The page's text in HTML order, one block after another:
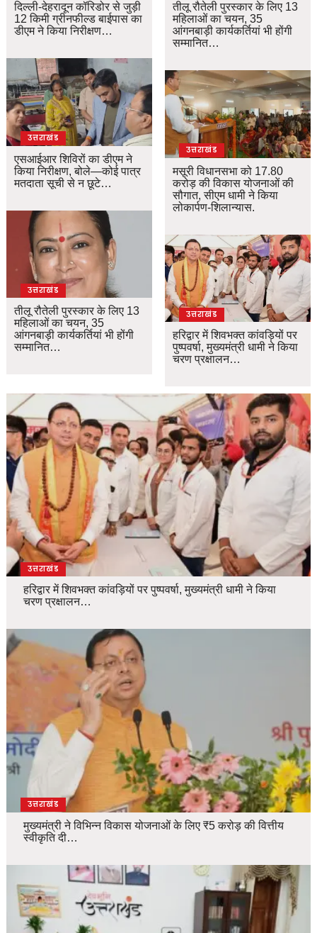
दिल्ली-देहरादून कॉरिडोर से जुड़ी
12 किमी ग्रीनफील्ड बाईपास का
डीएम ने किया निरीक्षण…
उत्तराखंड
एसआईआर शिविरों का डीएम ने
किया निरीक्षण, बोले—कोई पात्र
मतदाता सूची से न छूटे…
उत्तराखंड
तीलू रौतेली पुरस्कार के लिए 13
महिलाओं का चयन, 35
आंगनबाड़ी कार्यकर्तियां भी होंगी
सम्मानित…
तीलू रौतेली पुरस्कार के लिए 13
महिलाओं का चयन, 35
आंगनबाड़ी कार्यकर्तियां भी होंगी
सम्मानित…
उत्तराखंड
मसूरी विधानसभा को 17.80
करोड़ की विकास योजनाओं की
सौगात, सीएम धामी ने किया
लोकार्पण-शिलान्यास.
उत्तराखंड
हरिद्वार में शिवभक्त कांवड़ियों पर
पुष्पवर्षा, मुख्यमंत्री धामी ने किया
चरण प्रक्षालन…
उत्तराखंड
हरिद्वार में शिवभक्त कांवड़ियों पर पुष्पवर्षा, मुख्यमंत्री धामी ने किया
चरण प्रक्षालन…
उत्तराखंड
मुख्यमंत्री ने विभिन्न विकास योजनाओं के लिए ₹5 करोड़ की वित्तीय
स्वीकृति दी…